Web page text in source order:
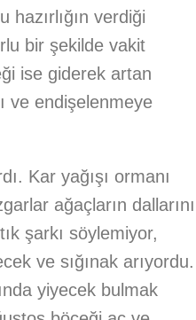
hazırlığın verdiği
bir şekilde vakit
ise giderek artan
ve endişelenmeye
Kar yağışı ormanı
ağaçların dallarını
şarkı söylemiyor,
ve sığınak arıyordu.
yiyecek bulmak